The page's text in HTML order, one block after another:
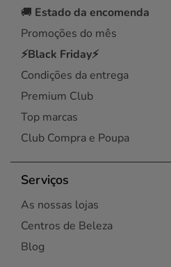
🚚 Estado da encomenda
Promoções do mês
⚡Black Friday⚡
Condições da entrega
Premium Club
Top marcas
Club Compra e Poupa
Serviços
As nossas lojas
Centros de Beleza
Blog